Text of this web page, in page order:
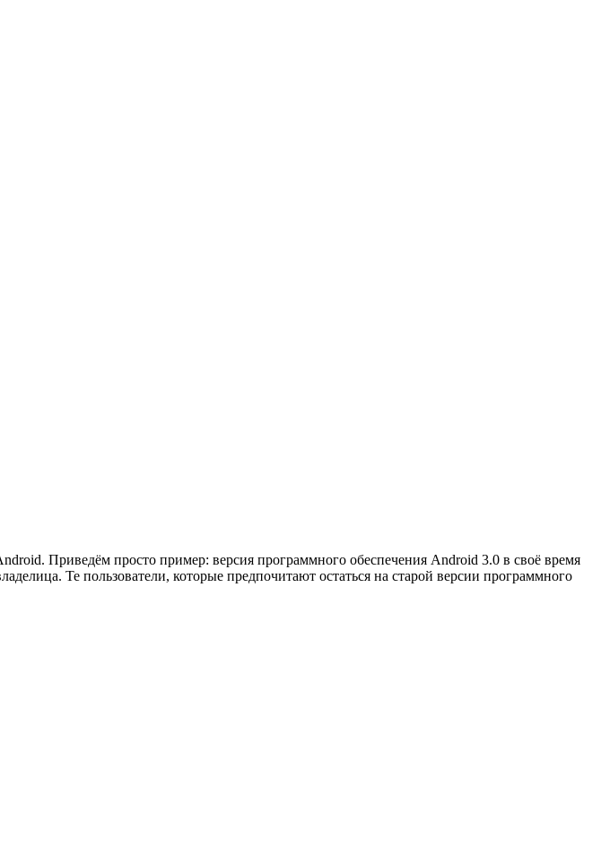
Приведём просто пример: версия программного обеспечения Android 3.0 в своё время
Те пользователи, которые предпочитают остаться на старой версии программного